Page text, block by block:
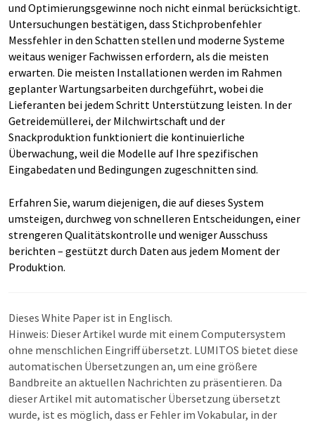
und Optimierungsgewinne noch nicht einmal berücksichtigt.
Untersuchungen bestätigen, dass Stichprobenfehler
Messfehler in den Schatten stellen und moderne Systeme
weitaus weniger Fachwissen erfordern, als die meisten
erwarten. Die meisten Installationen werden im Rahmen
geplanter Wartungsarbeiten durchgeführt, wobei die
Lieferanten bei jedem Schritt Unterstützung leisten. In der
Getreidemüllerei, der Milchwirtschaft und der
Snackproduktion funktioniert die kontinuierliche
Überwachung, weil die Modelle auf Ihre spezifischen
Eingabedaten und Bedingungen zugeschnitten sind.
Erfahren Sie, warum diejenigen, die auf dieses System
umsteigen, durchweg von schnelleren Entscheidungen, einer
strengeren Qualitätskontrolle und weniger Ausschuss
berichten – gestützt durch Daten aus jedem Moment der
Produktion.
Dieses White Paper ist in Englisch.
Hinweis: Dieser Artikel wurde mit einem Computersystem
ohne menschlichen Eingriff übersetzt. LUMITOS bietet diese
automatischen Übersetzungen an, um eine größere
Bandbreite an aktuellen Nachrichten zu präsentieren. Da
dieser Artikel mit automatischer Übersetzung übersetzt
wurde, ist es möglich, dass er Fehler im Vokabular, in der